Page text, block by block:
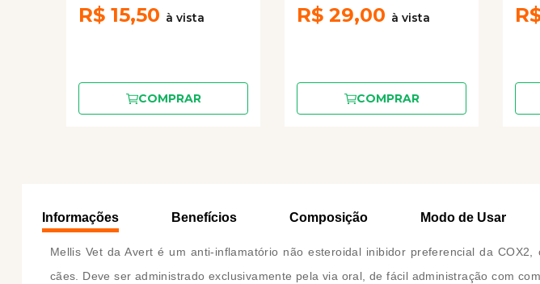
R$ 15,50
COMPRAR
R$ 29,00
COMPRAR
Informações Benefícios Composição Modo de Usar
Mellis Vet da Avert é um anti-inflamatório não esteroidal inibidor preferencial da
cães. Deve ser administrado exclusivamente pela via oral, de fácil administração com